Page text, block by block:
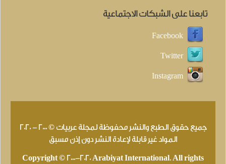
تابعنا على الشبكات الاجتماعية
Facebook
Twitter
Instagram
جميع حقوق الطبع والنشر محفوظة لمجلة عربيات © 2000 - 2020
المواد غير قابلة لإعادة النشر دون إذن مسبق
Copyright © 2000-2020 Arabiyat International. All rights